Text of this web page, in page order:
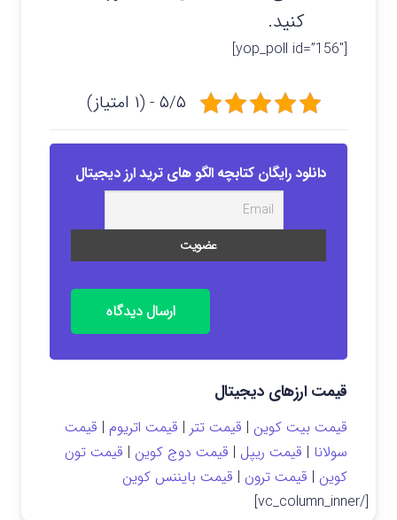
کنید.
[yop_poll id=”156″]
۵/۵ - (۱ امتیاز)
دانلود رایگان کتابچه الگو های ترید ارز دیجیتال
ارسال دیدگاه
قیمت ارزهای دیجیتال
قیمت بیت کوین | قیمت تتر | قیمت اتریوم | قیمت
سولانا | قیمت ریپل | قیمت دوج کوین | قیمت تون
کوین | قیمت ترون | قیمت بایننس کوین
[/vc_column_inner]